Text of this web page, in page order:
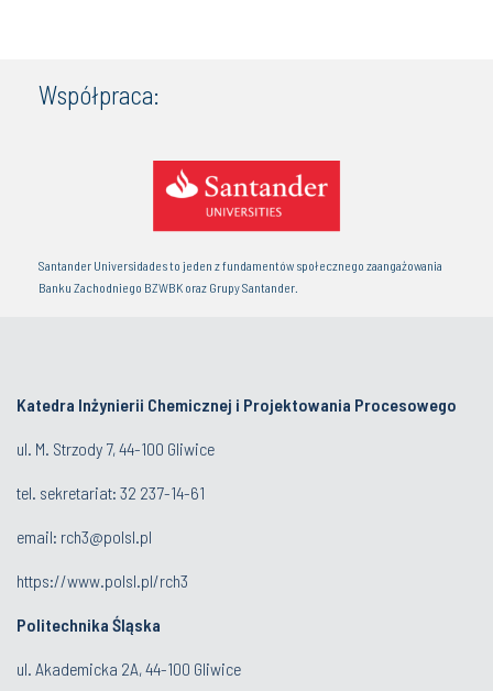
Współpraca:
Santander Universidades to jeden z fundamentów społecznego zaangażowania
Banku Zachodniego BZWBK oraz Grupy Santander.
Katedra Inżynierii Chemicznej i Projektowania Procesowego
ul. M. Strzody 7, 44-100 Gliwice
tel. sekretariat: 32 237-14-61
email: rch3@polsl.pl
https://www.polsl.pl/rch3
Politechnika Śląska
ul. Akademicka 2A, 44-100 Gliwice